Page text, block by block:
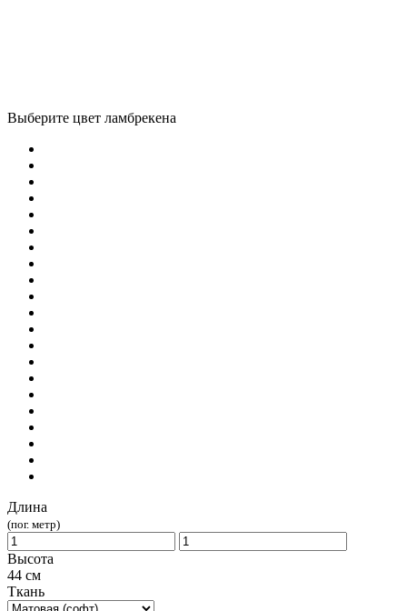
Выберите цвет ламбрекена
Длина
(пог. метр)
Высота
44 см
Ткань